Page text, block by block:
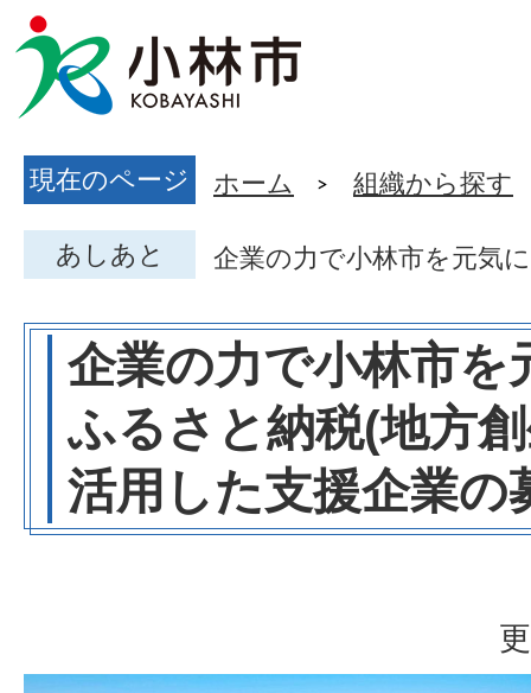
現在のページ ホーム 組織から探す
あしあと 企業の力で小林市を元気
企業の力で小林市を
ふるさと納税(地方
活用した支援企業の